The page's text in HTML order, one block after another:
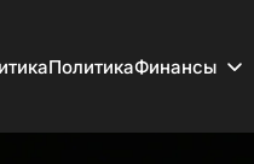
ПолитикаФинансы